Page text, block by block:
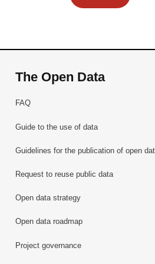
Code du Travail
La première version
The Open Data
FAQ
Guide to the use of data
Guidelines for the publication of open
Request to reuse public data
Open data strategy
Open data roadmap
Project governance